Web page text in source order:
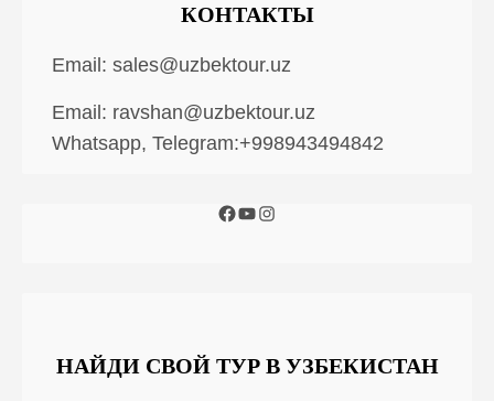
КОНТАКТЫ
Email: sales@uzbektour.uz
Email: ravshan@uzbektour.uz
Whatsapp, Telegram:+998943494842
НАЙДИ СВОЙ ТУР В УЗБЕКИСТАН